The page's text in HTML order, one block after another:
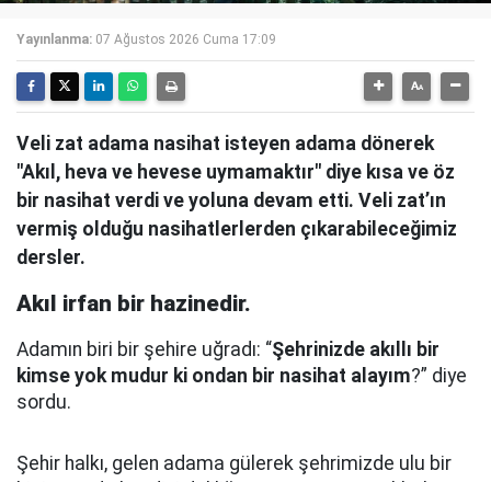
Yayınlanma: 07 Ağustos 2026 Cuma 17:09
Veli zat adama nasihat isteyen adama dönerek
"Akıl, heva ve hevese uymamaktır" diye kısa ve öz
bir nasihat verdi ve yoluna devam etti. Veli zat’ın
vermiş olduğu nasihatlerlerden çıkarabileceğimiz
dersler.
Akıl irfan bir hazinedir.
Adamın biri bir şehire uğradı: “Şehrinizde akıllı bir
kimse yok mudur ki ondan bir nasihat alayım?” diye
sordu.
Şehir halkı, gelen adama gülerek şehrimizde ulu bir